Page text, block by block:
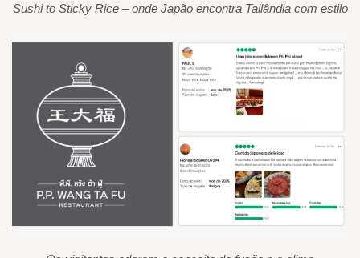
Sushi to Sticky Rice – onde Japão encontra Tailândia com estilo